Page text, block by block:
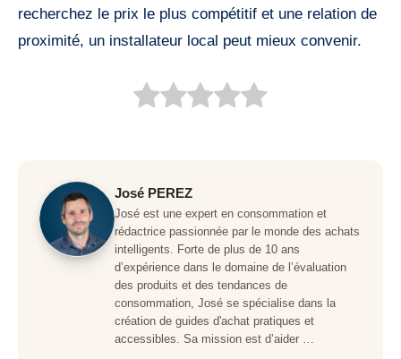
recherchez le prix le plus compétitif et une relation de
proximité, un installateur local peut mieux convenir.
José PEREZ
José est une expert en consommation et
rédactrice passionnée par le monde des achats
intelligents. Forte de plus de 10 ans
d’expérience dans le domaine de l’évaluation
des produits et des tendances de
consommation, José se spécialise dans la
création de guides d'achat pratiques et
accessibles. Sa mission est d’aider …